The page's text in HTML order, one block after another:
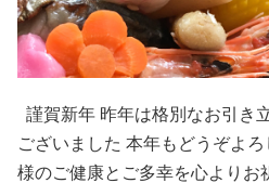
謹賀新年 昨年は格別なお引き
ございました 本年もどうぞよ
様のご健康とご多幸を心より